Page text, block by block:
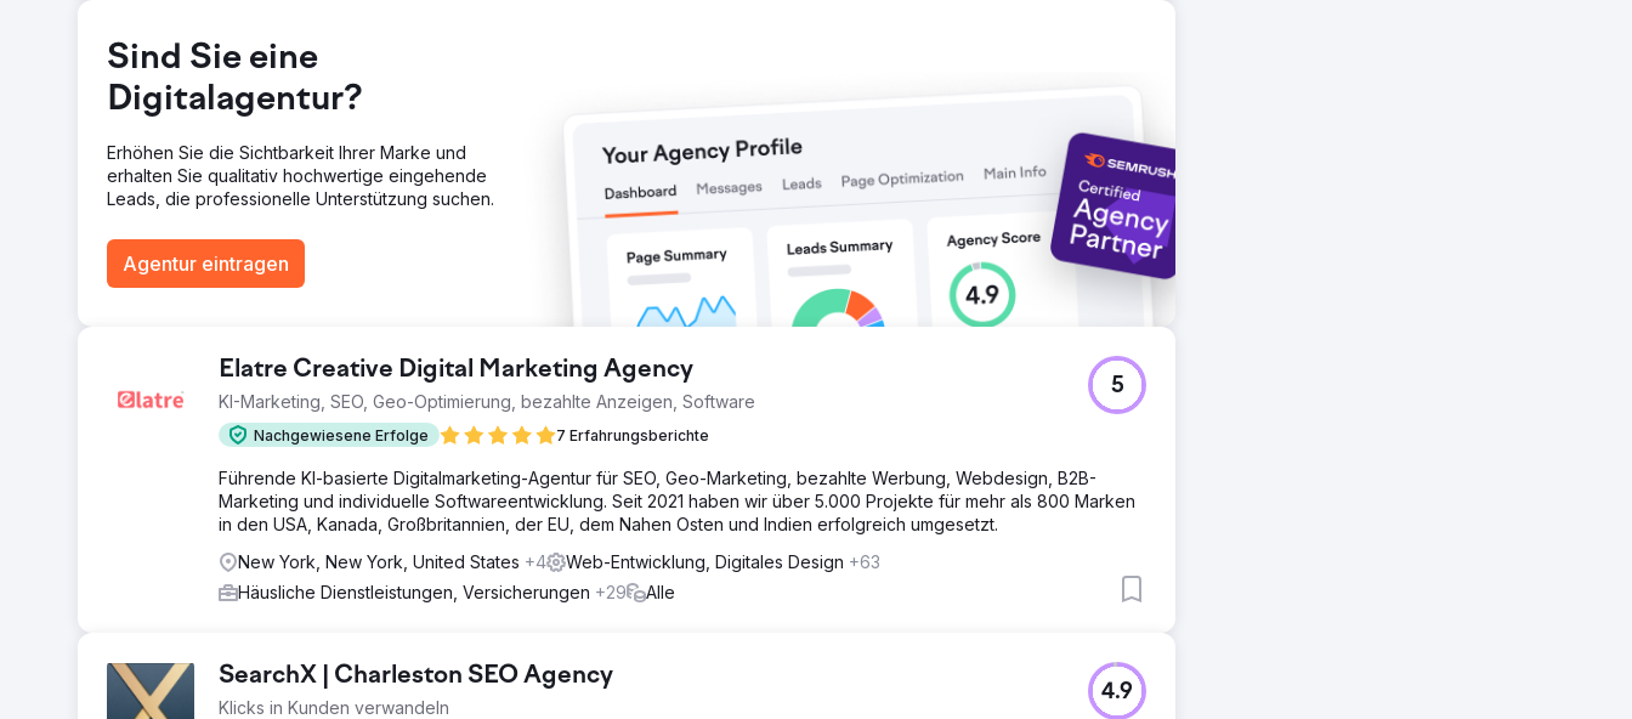
Kosten unseres SEO-Dienstes. Der Kunde könnte nicht zufriedener sein und hat jede Woche erfolgreich einen Strom von
Wohnaufträgen aufgebaut.
Zur Agenturseite
Sind Sie eine
Digitalagentur?
Erhöhen Sie die Sichtbarkeit Ihrer Marke und
erhalten Sie qualitativ hochwertige eingehende
Leads, die professionelle Unterstützung suchen.
Agentur eintragen
Elatre Creative Digital Marketing Agency
KI-Marketing, SEO, Geo-Optimierung, bezahlte Anzeigen, Software
Nachgewiesene Erfolge 7 Erfahrungsberichte
5
Führende KI-basierte Digitalmarketing-Agentur für SEO, Geo-Marketing, bezahlte Werbung, Webdesign, B2B-
Marketing und individuelle Softwareentwicklung. Seit 2021 haben wir über 5.000 Projekte für mehr als 800 Marken
in den USA, Kanada, Großbritannien, der EU, dem Nahen Osten und Indien erfolgreich umgesetzt.
New York, New York, United States +4 Web-Entwicklung, Digitales Design +63
Häusliche Dienstleistungen, Versicherungen +29 Alle
SearchX | Charleston SEO Agency
Klicks in Kunden verwandeln
4.9